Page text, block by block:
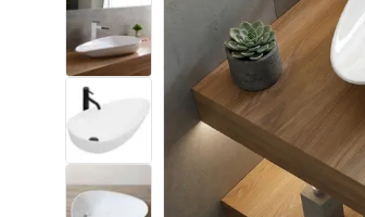
Wastafels
Baden en badwanden
Kranen
Douches